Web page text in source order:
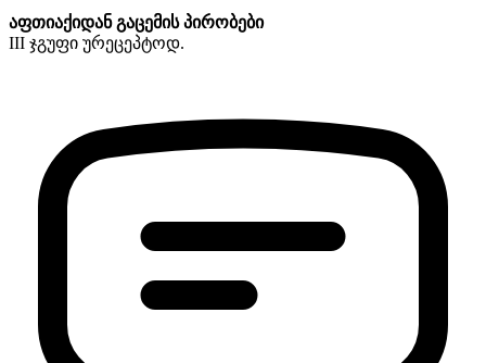
აფთიაქიდან გაცემის პირობები
III ჯგუფი ურეცეპტოდ.